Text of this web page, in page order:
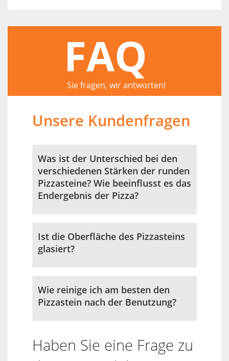
FAQ
Sie fragen, wir antworten!
Unsere Kundenfragen
Was ist der Unterschied bei den
verschiedenen Stärken der runden
Pizzasteine? Wie beeinflusst es das
Endergebnis der Pizza?
Ist die Oberfläche des Pizzasteins
glasiert?
Wie reinige ich am besten den
Pizzastein nach der Benutzung?
Haben Sie eine Frage zu